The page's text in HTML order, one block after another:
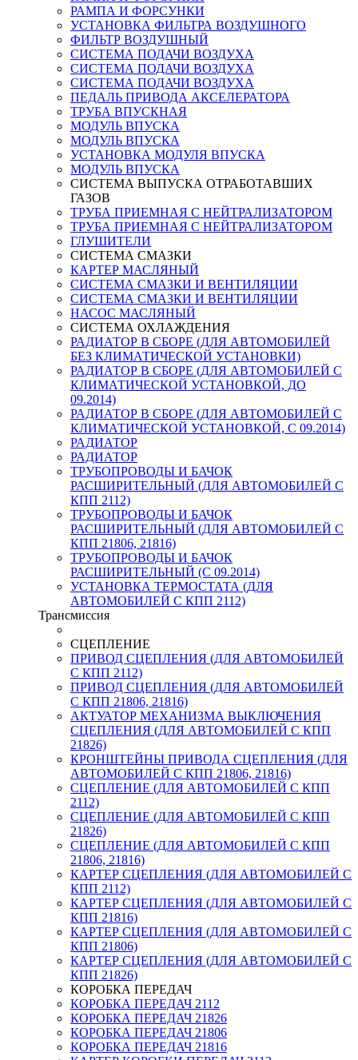
РАМПА И ФОРСУНКИ
УСТАНОВКА ФИЛЬТРА ВОЗДУШНОГО
ФИЛЬТР ВОЗДУШНЫЙ
СИСТЕМА ПОДАЧИ ВОЗДУХА
СИСТЕМА ПОДАЧИ ВОЗДУХА
СИСТЕМА ПОДАЧИ ВОЗДУХА
ПЕДАЛЬ ПРИВОДА АКСЕЛЕРАТОРА
ТРУБА ВПУСКНАЯ
МОДУЛЬ ВПУСКА
МОДУЛЬ ВПУСКА
УСТАНОВКА МОДУЛЯ ВПУСКА
МОДУЛЬ ВПУСКА
СИСТЕМА ВЫПУСКА ОТРАБОТАВШИХ
ГАЗОВ
ТРУБА ПРИЕМНАЯ С НЕЙТРАЛИЗАТОРОМ
ТРУБА ПРИЕМНАЯ С НЕЙТРАЛИЗАТОРОМ
ГЛУШИТЕЛИ
СИСТЕМА СМАЗКИ
КАРТЕР МАСЛЯНЫЙ
СИСТЕМА СМАЗКИ И ВЕНТИЛЯЦИИ
СИСТЕМА СМАЗКИ И ВЕНТИЛЯЦИИ
НАСОС МАСЛЯНЫЙ
СИСТЕМА ОХЛАЖДЕНИЯ
РАДИАТОР В СБОРЕ (ДЛЯ АВТОМОБИЛЕЙ
БЕЗ КЛИМАТИЧЕСКОЙ УСТАНОВКИ)
РАДИАТОР В СБОРЕ (ДЛЯ АВТОМОБИЛЕЙ С
КЛИМАТИЧЕСКОЙ УСТАНОВКОЙ, ДО
09.2014)
РАДИАТОР В СБОРЕ (ДЛЯ АВТОМОБИЛЕЙ С
КЛИМАТИЧЕСКОЙ УСТАНОВКОЙ, С 09.2014)
РАДИАТОР
РАДИАТОР
ТРУБОПРОВОДЫ И БАЧОК
РАСШИРИТЕЛЬНЫЙ (ДЛЯ АВТОМОБИЛЕЙ С
КПП 2112)
ТРУБОПРОВОДЫ И БАЧОК
РАСШИРИТЕЛЬНЫЙ (ДЛЯ АВТОМОБИЛЕЙ С
КПП 21806, 21816)
ТРУБОПРОВОДЫ И БАЧОК
РАСШИРИТЕЛЬНЫЙ (С 09.2014)
УСТАНОВКА ТЕРМОСТАТА (ДЛЯ
АВТОМОБИЛЕЙ С КПП 2112)
Трансмиссия
СЦЕПЛЕНИЕ
ПРИВОД СЦЕПЛЕНИЯ (ДЛЯ АВТОМОБИЛЕЙ
С КПП 2112)
ПРИВОД СЦЕПЛЕНИЯ (ДЛЯ АВТОМОБИЛЕЙ
С КПП 21806, 21816)
АКТУАТОР МЕХАНИЗМА ВЫКЛЮЧЕНИЯ
СЦЕПЛЕНИЯ (ДЛЯ АВТОМОБИЛЕЙ С КПП
21826)
КРОНШТЕЙНЫ ПРИВОДА СЦЕПЛЕНИЯ (ДЛЯ
АВТОМОБИЛЕЙ С КПП 21806, 21816)
СЦЕПЛЕНИЕ (ДЛЯ АВТОМОБИЛЕЙ С КПП
2112)
СЦЕПЛЕНИЕ (ДЛЯ АВТОМОБИЛЕЙ С КПП
21826)
СЦЕПЛЕНИЕ (ДЛЯ АВТОМОБИЛЕЙ С КПП
21806, 21816)
КАРТЕР СЦЕПЛЕНИЯ (ДЛЯ АВТОМОБИЛЕЙ С
КПП 2112)
КАРТЕР СЦЕПЛЕНИЯ (ДЛЯ АВТОМОБИЛЕЙ С
КПП 21816)
КАРТЕР СЦЕПЛЕНИЯ (ДЛЯ АВТОМОБИЛЕЙ С
КПП 21806)
КАРТЕР СЦЕПЛЕНИЯ (ДЛЯ АВТОМОБИЛЕЙ С
КПП 21826)
КОРОБКА ПЕРЕДАЧ
КОРОБКА ПЕРЕДАЧ 2112
КОРОБКА ПЕРЕДАЧ 21826
КОРОБКА ПЕРЕДАЧ 21806
КОРОБКА ПЕРЕДАЧ 21816